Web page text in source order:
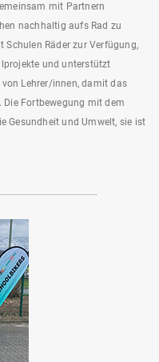
mit Partnern
nachhaltig aufs Rad zu
Schulen Räder zur Verfügung,
und unterstützt
Lehrer/innen, damit das
Fortbewegung mit dem
Gesundheit und Umwelt, sie ist